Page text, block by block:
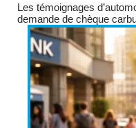
Les témoignages
demande de chèque